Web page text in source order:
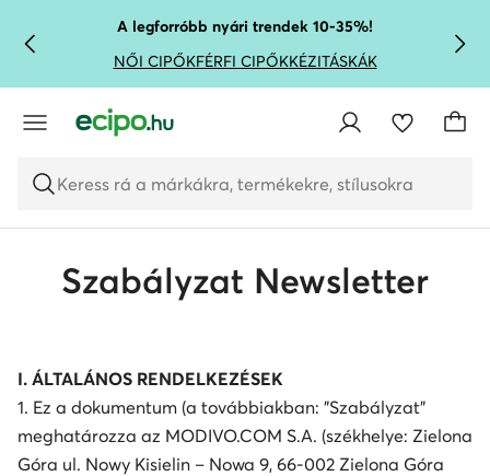
UGRÁS A FŐ TARTALOMRA
UGRÁS A KERESÉSHEZA legforróbb nyári trendek 10-35%!
NŐI CIPŐKFÉRFI CIPŐKKÉZITÁSKÁK
Keress rá a márkákra, termékekre, stílusokra
Szabályzat Newsletter
I. ÁLTALÁNOS RENDELKEZÉSEK
1. Ez a dokumentum (a továbbiakban: "Szabályzat"
meghatározza az MODIVO.COM S.A. (székhelye: Zielona
Góra ul. Nowy Kisielin – Nowa 9, 66-002 Zielona Góra